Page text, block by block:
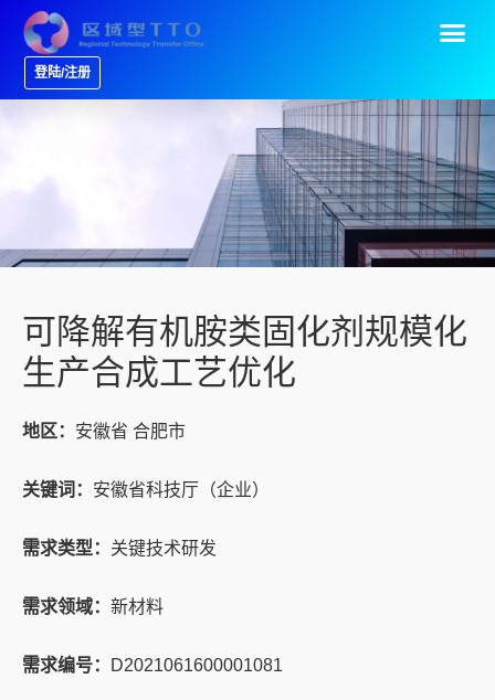
登陆/注册
可降解有机胺类固化剂规模化
生产合成工艺优化
地区： 安徽省 合肥市
关键词： 安徽省科技厅（企业）
需求类型： 关键技术研发
需求领域： 新材料
需求编号： D2021061600001081